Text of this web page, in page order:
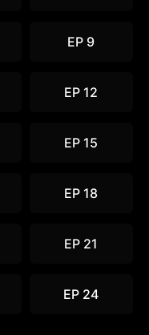
EP 9
EP 12
EP 15
EP 18
EP 21
EP 24